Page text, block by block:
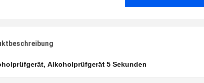
, Alkoholprüfgerät 5 Sekunden